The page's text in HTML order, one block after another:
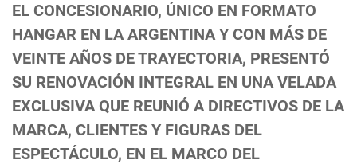
EL CONCESIONARIO, ÚNICO EN FORMATO
HANGAR EN LA ARGENTINA Y CON MÁS DE
VEINTE AÑOS DE TRAYECTORIA, PRESENTÓ
SU RENOVACIÓN INTEGRAL EN UNA VELADA
EXCLUSIVA QUE REUNIÓ A DIRECTIVOS DE LA
MARCA, CLIENTES Y FIGURAS DEL
ESPECTÁCULO, EN EL MARCO DEL